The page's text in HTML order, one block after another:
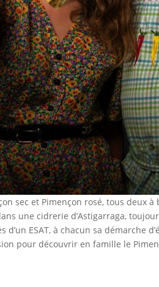
sec et Pimençon rosé, tous
une cidrerie d’Astigarraga,
ESAT, à chacun sa démarche
pour découvrir en famille le